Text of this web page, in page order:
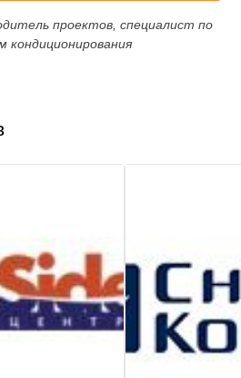
проектов, специалист по
кондиционирования